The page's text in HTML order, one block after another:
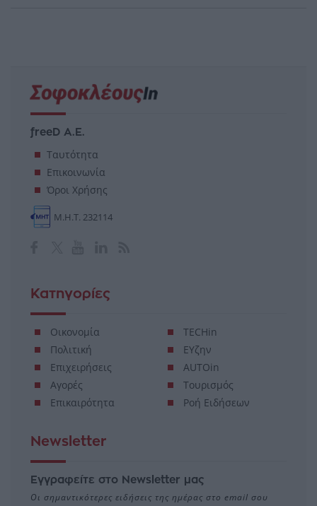
freeD Α.Ε.
Ταυτότητα
Επικοινωνία
Όροι Χρήσης
Μ.Η.Τ. 232114
Κατηγορίες
Οικονομία
Πολιτική
Επιχειρήσεις
Αγορές
Επικαιρότητα
TECHin
ΕΥζην
AUTOin
Τουρισμός
Ροή Ειδήσεων
Newsletter
Εγγραφείτε στο Newsletter μας
Οι σημαντικότερες ειδήσεις της ημέρας στο email σου